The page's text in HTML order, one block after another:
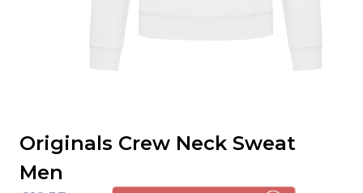
Originals Crew Neck Sweat
Men